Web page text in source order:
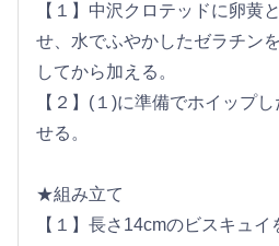
【１】中沢クロテッドに卵黄
せ、水でふやかしたゼラチン
してから加える。
【２】(１)に準備でホイップ
せる。
★組み立て
【１】長さ14cmのビスキュイ